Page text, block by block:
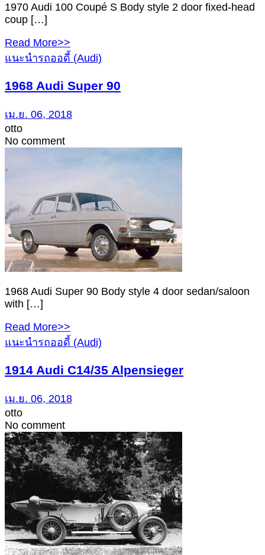
1970 Audi 100 Coupé S Body style 2 door fixed-head
coup […]
Read More>>
แนะนำรถออดี้ (Audi)
1968 Audi Super 90
เม.ย. 06, 2018
otto
No comment
1968 Audi Super 90 Body style 4 door sedan/saloon
with […]
Read More>>
แนะนำรถออดี้ (Audi)
1914 Audi C14/35 Alpensieger
เม.ย. 06, 2018
otto
No comment